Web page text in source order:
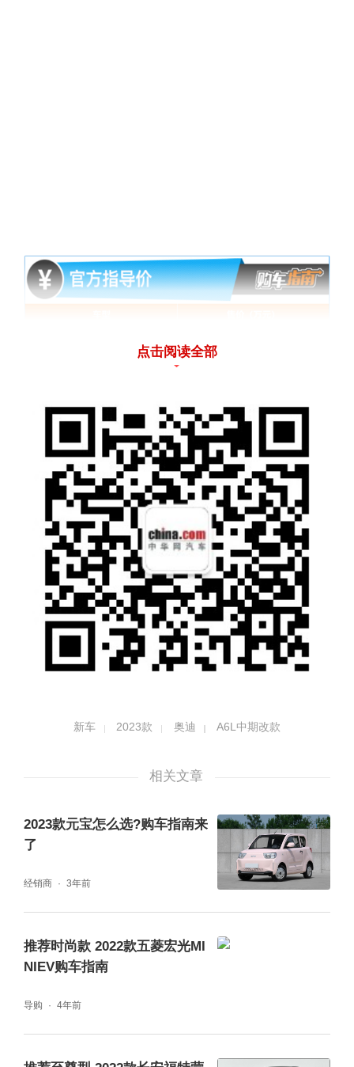
（上述厂家指导价仅代表2022年8月16日的价
格，如有变动请以官网为准）
官方售价42.79-65.68万元。动力上，该车分
还分为高/低功率两种调校。此外，插电混动版
车型采用2.0T高功率发动机+电机组合而成。
一、车型简述
点击阅读全部
新车 2023款 奥迪 A6L中期改款
相关文章
2023款元宝怎么选?购车指南来
了
经销商 3年前
推荐时尚款 2022款五菱宏光MI
NIEV购车指南
导购 4年前